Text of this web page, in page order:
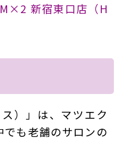
新宿東口店（H
）」は、マツエク
も老舗のサロンの